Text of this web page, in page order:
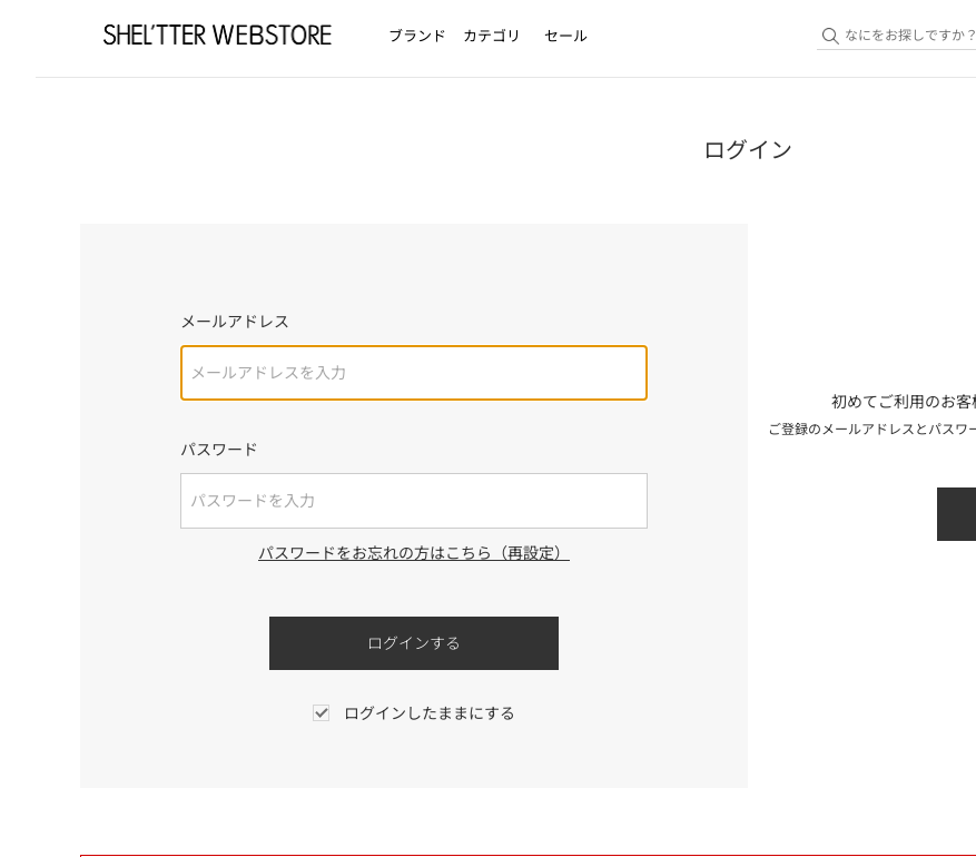
ブランド カテゴリ セール
ログイン
メールアドレス
パスワード
パスワードをお忘れの方はこちら（再設定）
ログインしたままにする
初めてご利用のお客
ご登録のメールアドレスとパスワ